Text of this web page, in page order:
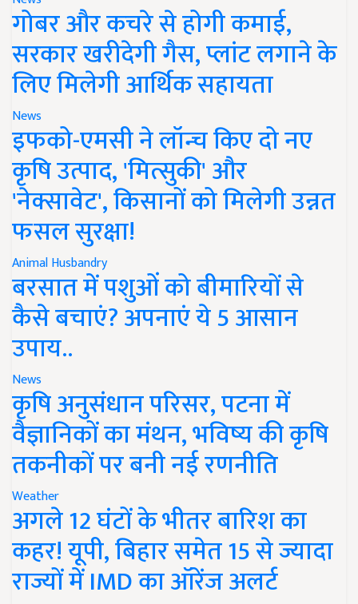
गोबर और कचरे से होगी कमाई,
सरकार खरीदेगी गैस, प्लांट लगाने के
लिए मिलेगी आर्थिक सहायता
News
इफको-एमसी ने लॉन्च किए दो नए
कृषि उत्पाद, 'मित्सुकी' और
'नेक्सावेट', किसानों को मिलेगी उन्नत
फसल सुरक्षा!
Animal Husbandry
बरसात में पशुओं को बीमारियों से
कैसे बचाएं? अपनाएं ये 5 आसान
उपाय..
News
कृषि अनुसंधान परिसर, पटना में
वैज्ञानिकों का मंथन, भविष्य की कृषि
तकनीकों पर बनी नई रणनीति
Weather
अगले 12 घंटों के भीतर बारिश का
कहर! यूपी, बिहार समेत 15 से ज्यादा
राज्यों में IMD का ऑरेंज अलर्ट